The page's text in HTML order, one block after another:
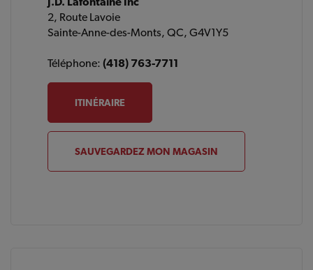
2, Route Lavoie
Sainte-Anne-des-Monts, QC, G4V1Y5
Téléphone:(418) 763-7711
ITINÉRAIRE
SAUVEGARDEZ MON MAGASIN